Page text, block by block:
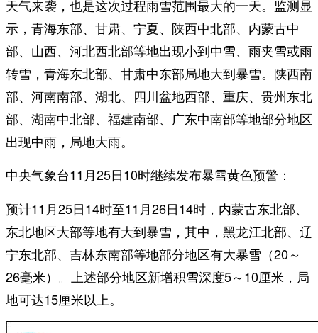
天气来袭，也是这次过程雨雪范围最大的一天。监测显
示，青海东部、甘肃、宁夏、陕西中北部、内蒙古中
部、山西、河北西北部等地出现小到中雪、雨夹雪或雨
转雪，青海东北部、甘肃中东部局地大到暴雪。陕西南
部、河南南部、湖北、四川盆地西部、重庆、贵州东北
部、湖南中北部、福建南部、广东中南部等地部分地区
出现中雨，局地大雨。
中央气象台11月25日10时继续发布暴雪黄色预警 ：
预计11月25日14时至11月26日14时，内蒙古东北部、
东北地区大部等地有大到暴雪，其中，黑龙江北部、辽
宁东北部、吉林东南部等地部分地区有大暴雪（20～
26毫米）。上述部分地区新增积雪深度5～10厘米，局
地可达15厘米以上。